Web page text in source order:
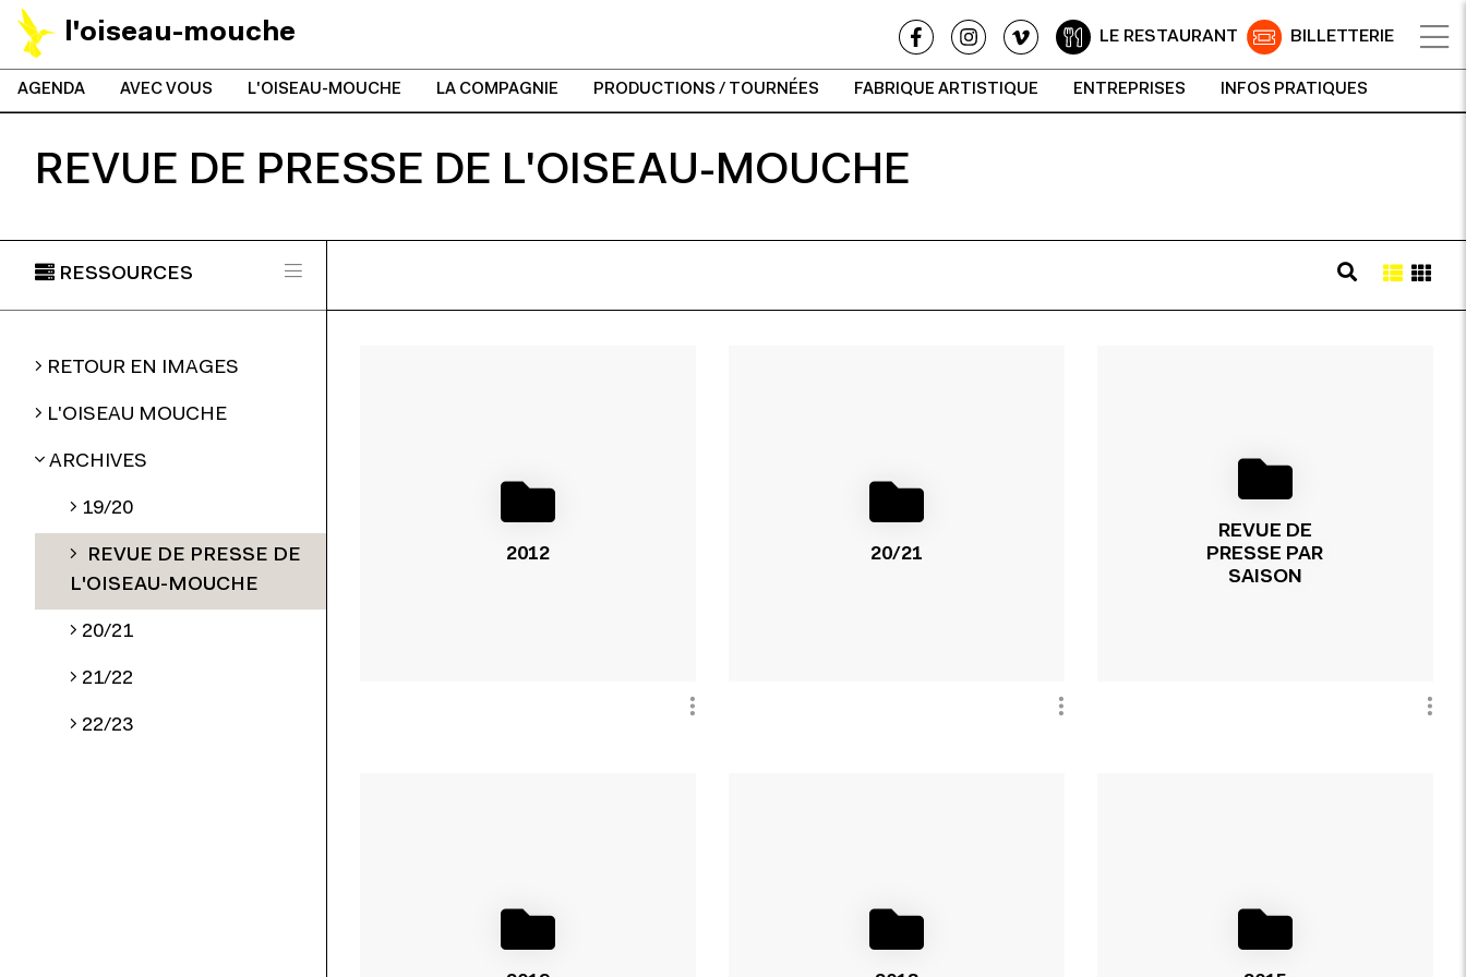
l'oiseau-mouche LE RESTAURANT BILLETTERIE
AGENDA AVEC VOUS L'OISEAU-MOUCHE LA COMPAGNIE PRODUCTIONS / TOURNÉES FABRIQUE ARTISTIQUE ENTREPRISES INFOS PRATIQUES
REVUE DE PRESSE DE L'OISEAU-MOUCHE
RESSOURCES
RETOUR EN IMAGES
L'OISEAU MOUCHE
ARCHIVES
19/20
REVUE DE PRESSE DE
L'OISEAU-MOUCHE
20/21
21/22
22/23
2012 20/21
REVUE DE
PRESSE PAR
SAISON